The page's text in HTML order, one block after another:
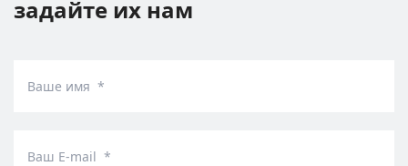
задайте их нам
Ваше имя *
Ваш E-mail *